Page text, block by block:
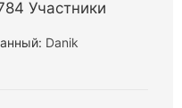
Участники
Danik